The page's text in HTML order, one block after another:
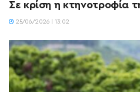
Σε κρίση η κτηνοτροφία
25/06/2026 | 13:02